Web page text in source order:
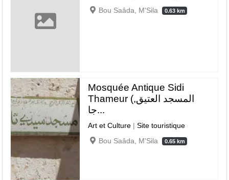
Bou Saâda, M'Sila
0.63 km
Mosquée Antique Sidi
Thameur (المسجد العتيق,
جا...
Art et Culture |Site touristique
Bou Saâda, M'Sila
0.65 km